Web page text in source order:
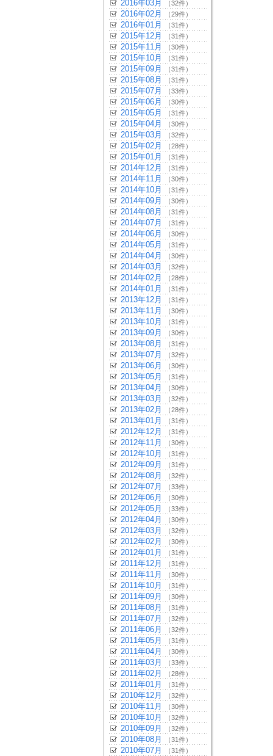
2016年03月 （32件）
2016年02月 （29件）
2016年01月 （31件）
2015年12月 （31件）
2015年11月 （30件）
2015年10月 （31件）
2015年09月 （31件）
2015年08月 （31件）
2015年07月 （33件）
2015年06月 （30件）
2015年05月 （31件）
2015年04月 （30件）
2015年03月 （32件）
2015年02月 （28件）
2015年01月 （31件）
2014年12月 （31件）
2014年11月 （30件）
2014年10月 （31件）
2014年09月 （30件）
2014年08月 （31件）
2014年07月 （31件）
2014年06月 （30件）
2014年05月 （31件）
2014年04月 （30件）
2014年03月 （32件）
2014年02月 （28件）
2014年01月 （31件）
2013年12月 （31件）
2013年11月 （30件）
2013年10月 （31件）
2013年09月 （30件）
2013年08月 （31件）
2013年07月 （32件）
2013年06月 （30件）
2013年05月 （31件）
2013年04月 （30件）
2013年03月 （32件）
2013年02月 （28件）
2013年01月 （31件）
2012年12月 （31件）
2012年11月 （30件）
2012年10月 （31件）
2012年09月 （31件）
2012年08月 （32件）
2012年07月 （33件）
2012年06月 （30件）
2012年05月 （33件）
2012年04月 （30件）
2012年03月 （32件）
2012年02月 （30件）
2012年01月 （31件）
2011年12月 （31件）
2011年11月 （30件）
2011年10月 （31件）
2011年09月 （30件）
2011年08月 （31件）
2011年07月 （32件）
2011年06月 （32件）
2011年05月 （31件）
2011年04月 （30件）
2011年03月 （33件）
2011年02月 （28件）
2011年01月 （31件）
2010年12月 （32件）
2010年11月 （30件）
2010年10月 （32件）
2010年09月 （32件）
2010年08月 （31件）
2010年07月 （31件）